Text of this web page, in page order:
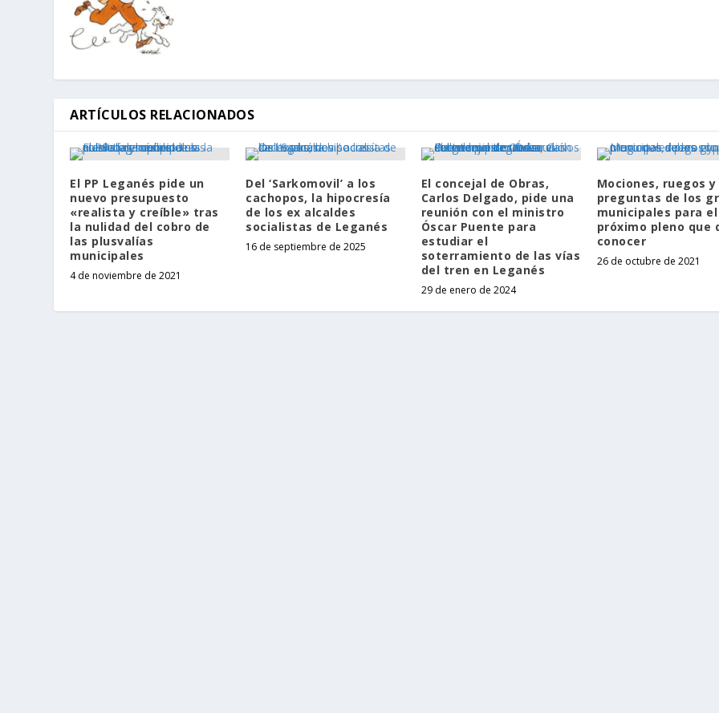
ARTÍCULOS RELACIONADOS
El PP Leganés pide un
nuevo presupuesto
«realista y creíble» tras
la nulidad del cobro de
las plusvalías
municipales
4 de noviembre de 2021
Del ‘Sarkomovil’ a los
cachopos, la hipocresía
de los ex alcaldes
socialistas de Leganés
16 de septiembre de 2025
El concejal de Obras,
Carlos Delgado, pide una
reunión con el ministro
Óscar Puente para
estudiar el
soterramiento de las vías
del tren en Leganés
29 de enero de 2024
Mociones, ruegos y
preguntas de los
municipales para el
próximo pleno que
conocer
26 de octubre de 2021